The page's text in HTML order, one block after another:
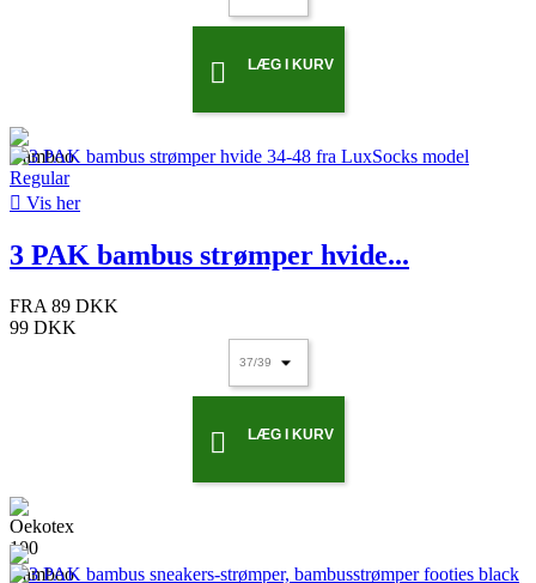
 LÆG I KURV
 Vis her
3 PAK bambus strømper hvide...
FRA 89 DKK
99 DKK
 LÆG I KURV